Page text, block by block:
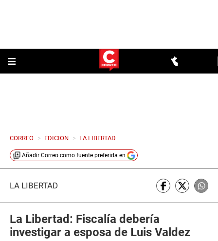
CORREO > EDICION > LA LIBERTAD
Añadir Correo como fuente preferida en
LA LIBERTAD
La Libertad: Fiscalía debería
investigar a esposa de Luis Valdez